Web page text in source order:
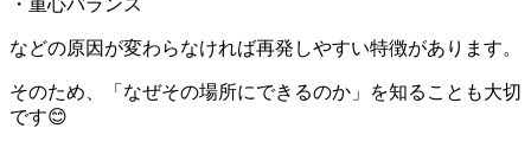
・重心バランス
などの原因が変わらなければ再発しやすい特徴があります。
そのため、「なぜその場所にできるのか」を知ることも大切
です😊